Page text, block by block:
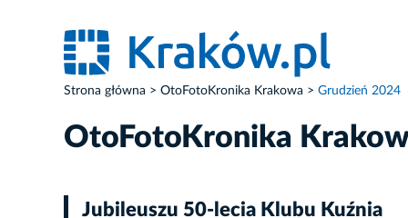
Strona główna OtoFotoKronika Krakowa Grudzień 2024
OtoFotoKronika
Jubileuszu 50-lecia Klubu Kuźnia